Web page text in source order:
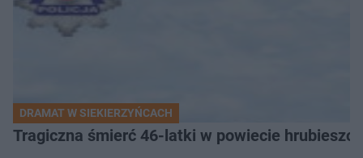
DRAMAT W SIEKIERZYŃCACH
Tragiczna śmierć 46-latki w powiecie